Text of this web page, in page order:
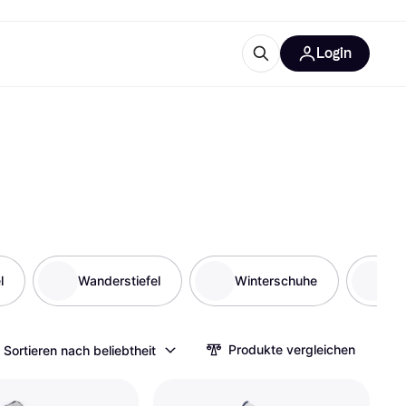
Login
Wanderstiefel Winterschuhe
Sortieren nach beliebtheit Produkte vergleichen